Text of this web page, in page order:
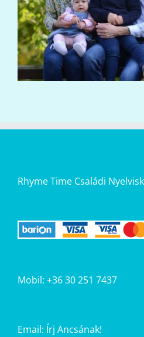
Rhyme Time Családi
Mobil: +36 30 251 7437
Email: Írj Ancsának!